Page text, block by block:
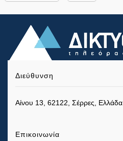
Διεύθυνση
Αίνου 13, 62122, Σέρρες, Ελλάδα
Επικοινωνία